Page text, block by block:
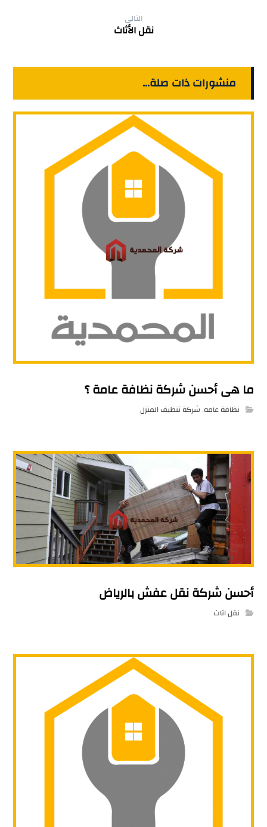
التالي
نقل الأثاث
منشورات ذات صلة...
ما هى أحسن شركة نظافة عامة ؟
نظافة عامه, شركة تنظيف المنزل
أحسن شركة نقل عفش بالرياض
نقل اثاث